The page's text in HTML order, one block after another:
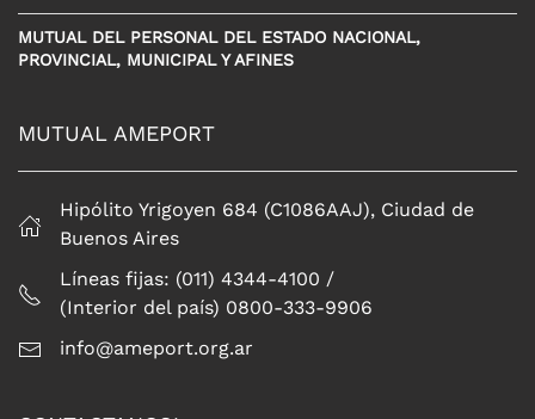
MUTUAL DEL PERSONAL DEL ESTADO NACIONAL,
PROVINCIAL, MUNICIPAL Y AFINES
MUTUAL AMEPORT
Hipólito Yrigoyen 684 (C1086AAJ), Ciudad de
Buenos Aires
Líneas fijas: (011) 4344-4100 /
(Interior del país) 0800-333-9906
info@ameport.org.ar